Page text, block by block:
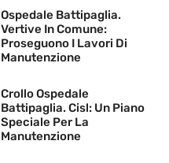
Ospedale Battipaglia.
Vertive In Comune:
Proseguono I Lavori Di
Manutenzione
Crollo Ospedale
Battipaglia. Cisl: Un Piano
Speciale Per La
Manutenzione